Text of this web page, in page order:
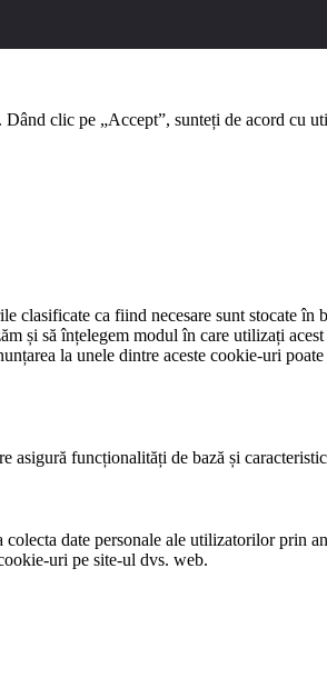
clic pe „Accept”, sunteți de acord cu
ca fiind necesare sunt stocate în
și să înțelegem modul în care utilizați
la unele dintre aceste cookie-uri
asigură funcționalități de bază și
date personale ale utilizatorilor prin
uri pe site-ul dvs. web.